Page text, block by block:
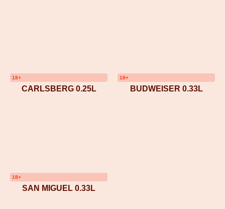
18+
CARLSBERG 0.25L
18+
BUDWEISER 0.33L
18+
SAN MIGUEL 0.33L